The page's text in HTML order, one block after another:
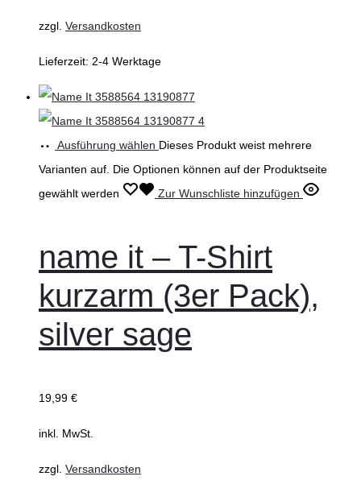
zzgl. Versandkosten
Lieferzeit: 2-4 Werktage
Ausführung wählen Dieses Produkt weist mehrere
Varianten auf. Die Optionen können auf der Produktseite
gewählt werden
Zur Wunschliste hinzufügen
name it – T-Shirt
kurzarm (3er Pack),
silver sage
19,99 €
inkl. MwSt.
zzgl. Versandkosten